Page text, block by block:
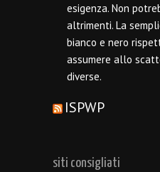
esigenza. Non
altrimenti. La
bianco e nero
assumere allo
diverse.
ISPWP
siti consigliati